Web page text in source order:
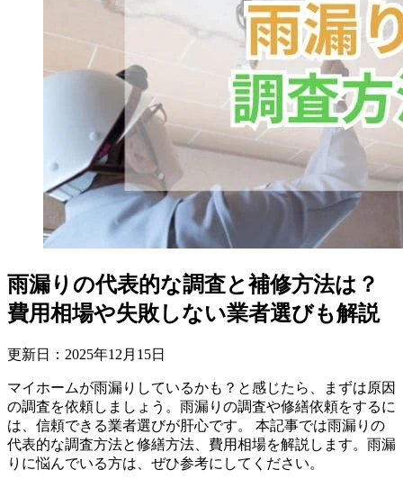
雨漏りの代表的な調査と補修方法は？
費用相場や失敗しない業者選びも解説
更新日： 2025年12 月 15日
マイホームが雨漏りしているかも？と感じたら、まずは原因
の調査を依頼しましょう。雨漏りの調査や修繕依頼をするに
は、信頼できる業者選びが肝心です。 本記事では雨漏りの
代表的な調査方法と修繕方法、費用相場を解説します。雨漏
りに悩んでいる方は、ぜひ参考にしてください。